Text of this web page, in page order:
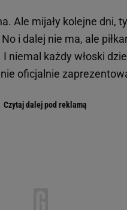
Ale mijały kolejne dni,
i dalej nie ma, ale
niemal każdy włoski
oficjalnie